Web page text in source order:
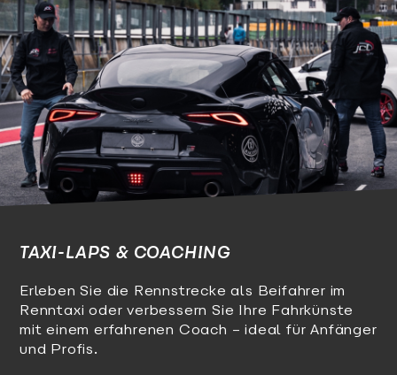
TAXI-LAPS & COACHING
Erleben Sie die Rennstrecke als Beifahrer im
Renntaxi oder verbessern Sie Ihre Fahrkünste
mit einem erfahrenen Coach – ideal für Anfänger
und Profis.